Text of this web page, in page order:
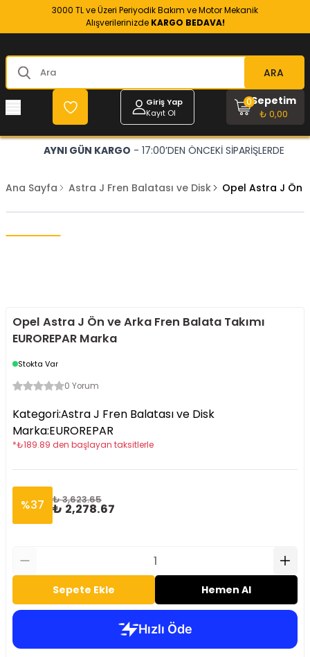
3000 TL ve Üzeri Periyodik Bakım ve Motor Mekanik
Alışverilerinizde KARGO BEDAVA!
ARA
Giriş Yap
Kayıt Ol
Sepetim
₺ 0,00
0
AYNI GÜN KARGO - 17:00’DEN ÖNCEKİ SİPARİŞLERDE
Ana Sayfa Astra J Fren Balatası ve Disk Opel Astra J Ön
Opel Astra J Ön ve Arka Fren Balata Takımı
EUROREPAR Marka
Stokta Var
0 Yorum
Kategori:Astra J Fren Balatası ve Disk
Marka:EUROREPAR
*₺189.89 den başlayan taksitlerle
%37 ₺ 3,623.65
₺ 2,278.67
Sepete Ekle Hemen Al